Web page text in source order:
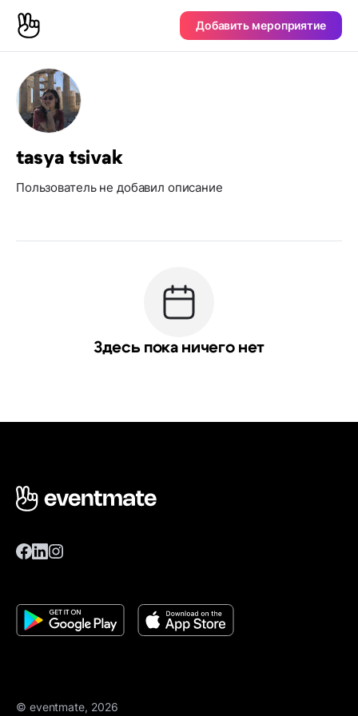
Добавить мероприятие
tasya tsivak
Пользователь не добавил описание
Здесь пока ничего нет
© eventmate, 2026